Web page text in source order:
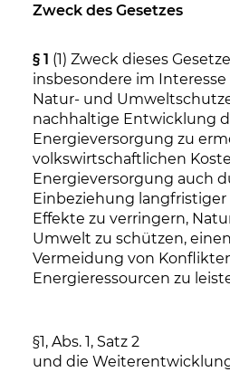
Zweck des Gesetzes
§ 1 (1) Zweck dieses
insbesondere im Interesse
Natur- und
nachhaltige Entwicklung
Energieversorgung zu
volkswirtschaftlichen
Energieversorgung auch
Einbeziehung
Effekte zu verringern,
Umwelt zu schützen,
Vermeidung von
Energieressourcen zu
§1, Abs. 1, Satz 2
und die